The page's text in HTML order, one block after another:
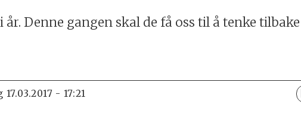
Denne gangen skal de få oss til å tenke
17.03.2017 - 17:21